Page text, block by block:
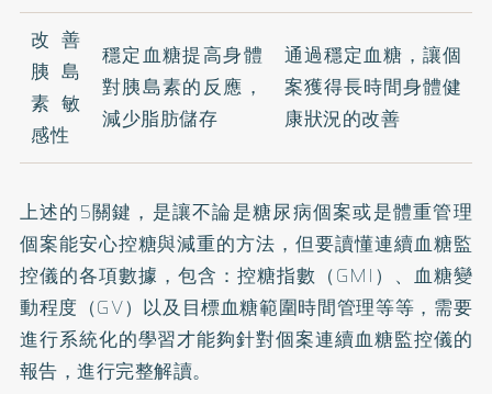
改善
胰島
素敏
感性
穩定血糖提高身體
對胰島素的反應，
減少脂肪儲存
通過穩定血糖，讓個
案獲得長時間身體健
康狀況的改善
上述的5關鍵，是讓不論是糖尿病個案或是體重管理
個案能安心控糖與減重的方法，但要讀懂連續血糖監
控儀的各項數據，包含：控糖指數（GMI）、血糖變
動程度（GV）以及目標血糖範圍時間管理等等，需要
進行系統化的學習才能夠針對個案連續血糖監控儀的
報告，進行完整解讀。